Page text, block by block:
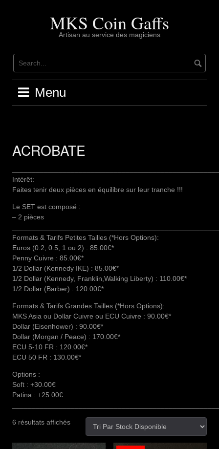
MKS Coin Gaffs
Artisan au service des magiciens
Menu
ACROBATE
Intérêt:
Faites tenir deux pièces en équilibre sur leur tranche !!!
Le SET est composé :
– 2 pièces
Formats & Tarifs Petites Tailles (*Hors Options):
Euros (0.2, 0.5, 1 ou 2) : 85.00€*
Penny Cuivre : 85.00€*
1/2 Dollar (Kennedy IKE) : 85.00€*
1/2 Dollar (Kennedy, Franklin,Walking Liberty) : 110.00€*
1/2 Dollar (Barber) : 120.00€*
Formats & Tarifs Grandes Tailles (*Hors Options):
MKS Asia ou Dollar Cuivre ou ECU Cuivre : 90.00€*
Dollar (Eisenhower) : 90.00€*
Dollar (Morgan / Peace) : 170.00€*
ECU 5-10 FR : 120.00€*
ECU 50 FR : 130.00€*
Options :
Soft : +30.00€
Patina : +25.00€
6 résultats affichés